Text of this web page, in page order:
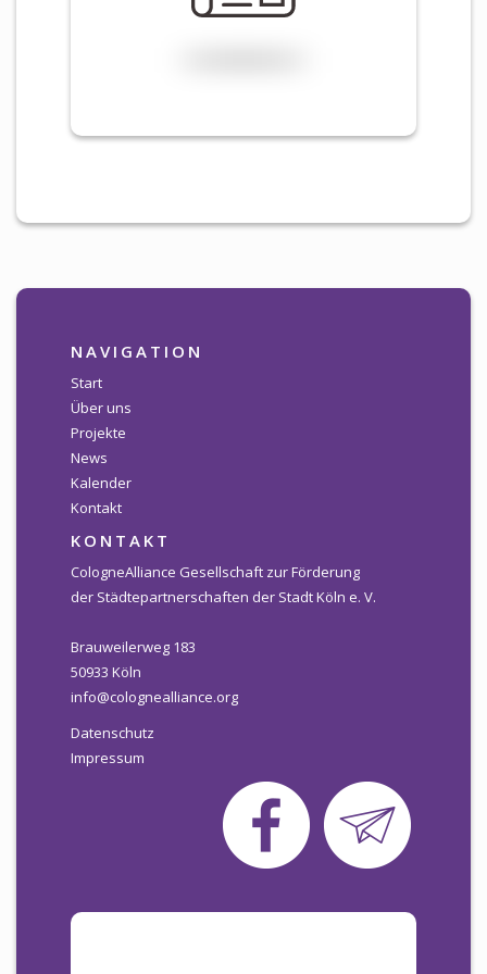
NAVIGATION
Start
Über uns
Projekte
News
Kalender
Kontakt
KONTAKT
CologneAlliance Gesellschaft zur Förderung
der Städtepartnerschaften der Stadt Köln e. V.
Brauweilerweg 183
50933 Köln
info@colognealliance.org
Datenschutz
Impressum